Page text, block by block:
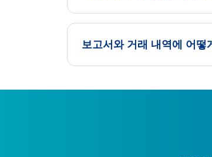
보고서와 거래 내역에 어떻